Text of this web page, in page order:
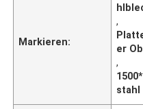
Markieren:
,
er
,
stahl